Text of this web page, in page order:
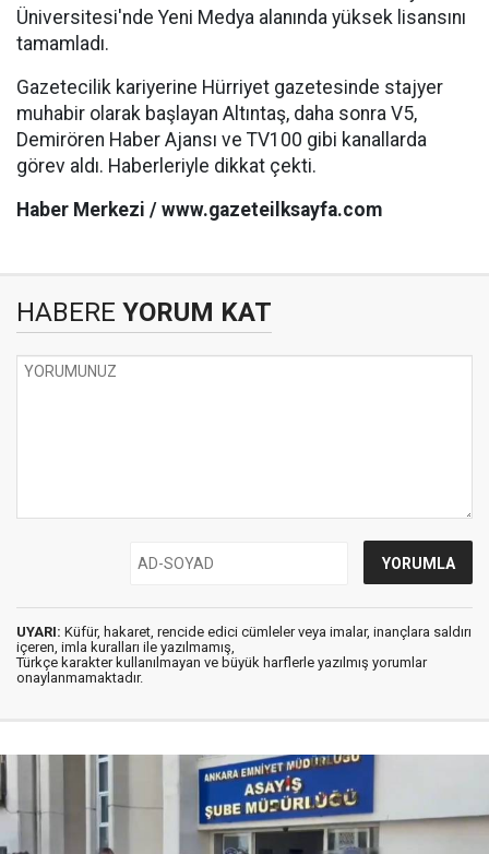
Üniversitesi'nde Yeni Medya alanında yüksek lisansını
tamamladı.
Gazetecilik kariyerine Hürriyet gazetesinde stajyer
muhabir olarak başlayan Altıntaş, daha sonra V5,
Demirören Haber Ajansı ve TV100 gibi kanallarda
görev aldı. Haberleriyle dikkat çekti.
Haber Merkezi / www.gazeteilksayfa.com
HABERE YORUM KAT
UYARI: Küfür, hakaret, rencide edici cümleler veya imalar, inançlara saldırı
içeren, imla kuralları ile yazılmamış,
Türkçe karakter kullanılmayan ve büyük harflerle yazılmış yorumlar
onaylanmamaktadır.